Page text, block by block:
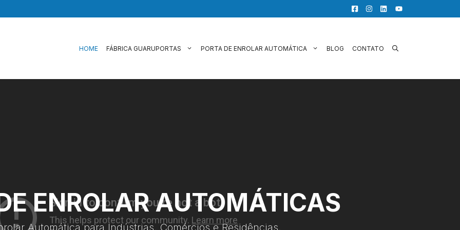
HOME FÁBRICA GUARUPORTAS PORTA DE ENROLAR AUTOMÁTICA BLOG CONTATO
ENROLAR AUTOMÁTICAS
Automática para Indústrias, Comércios e Residências.